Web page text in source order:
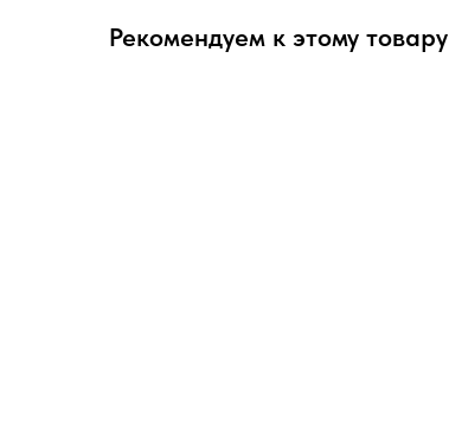
Рекомендуем к этому товару